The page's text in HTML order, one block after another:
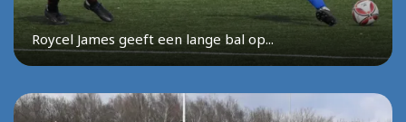
Roycel James geeft een lange bal op...